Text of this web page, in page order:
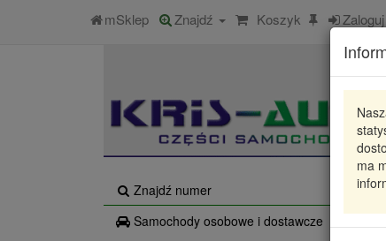
mSklep Znajdź Koszyk Zaloguj
ma
Znajdź numer
Samochody osobowe i dostawcze